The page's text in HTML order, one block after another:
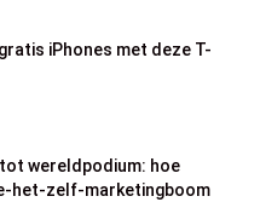
iPhones met deze T-
wereldpodium: hoe
het-zelf-marketingboom